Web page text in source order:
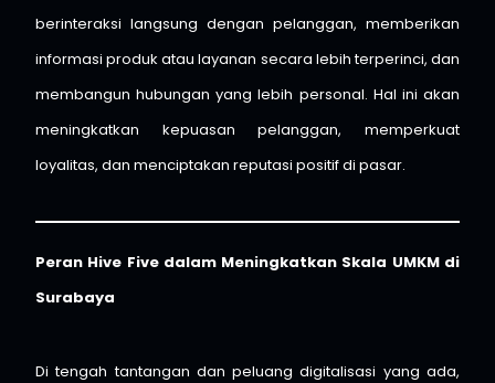
berinteraksi langsung dengan pelanggan, memberikan
informasi produk atau layanan secara lebih terperinci, dan
membangun hubungan yang lebih personal. Hal ini akan
meningkatkan kepuasan pelanggan, memperkuat
loyalitas, dan menciptakan reputasi positif di pasar.
Peran Hive Five dalam Meningkatkan Skala UMKM di
Surabaya
Di tengah tantangan dan peluang digitalisasi yang ada,